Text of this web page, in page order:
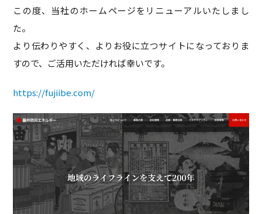
この度、当社のホームページをリニューアルいたしまし
た。
より伝わりやすく、よりお役に立つサイトになっておりま
すので、ご活用いただければ幸いです。
https://fujiibe.com/